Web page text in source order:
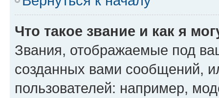
Что такое звание и как я
Звания, отображаемые под
созданных вами сообщений,
пользователей: например,